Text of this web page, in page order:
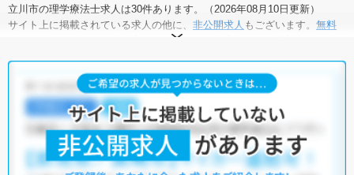
立川市の理学療法士求人は30件あります。（2026年08月10日更新）
サイト上に掲載されている求人の他に、 非公開求人 もございます。 無料
にお申し込みいただくと、全求人からご希望条件に合
立川市の理学療法士求人では以下のような条件が人気です。
土日祝休・積極採用中・ 新卒OK ・ 正社員(正職員)
クリニック・介護福祉施設・訪問リハビリ(在宅医療)・
・保育園
他の条件でも人気の求人がございますので、「こだわり条件」から検索